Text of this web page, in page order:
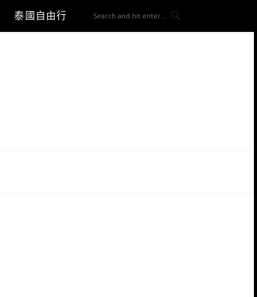
泰國自由行